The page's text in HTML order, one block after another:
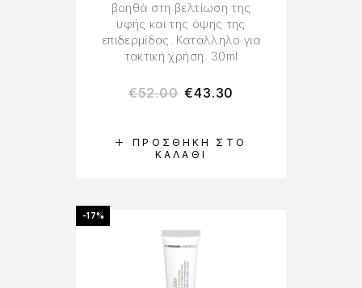
ΠΡΟΣΘΉΚΗ ΣΤΟ
ΚΑΛΆΘΙ
βοηθά στη βελτίωση της
υφής και της όψης της
επιδερμίδας. Κατάλληλο για
τακτική χρήση. 30ml
€52.00 €43.30
-17%